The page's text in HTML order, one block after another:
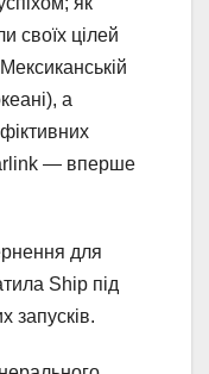
своїх цілей
а
— вперше
для
Ship під
запусків.